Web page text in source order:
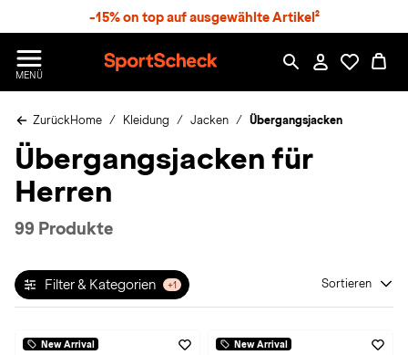
-15% on top auf ausgewählte Artikel²
MENÜ
p
r
S
c
h
c
ZurückHome Kleidung Jacken Übergangsjacken
Übergangsjacken für
Herren
99 Produkte
Filter & Kategorien +1 Sortieren
New Arrival New Arrival